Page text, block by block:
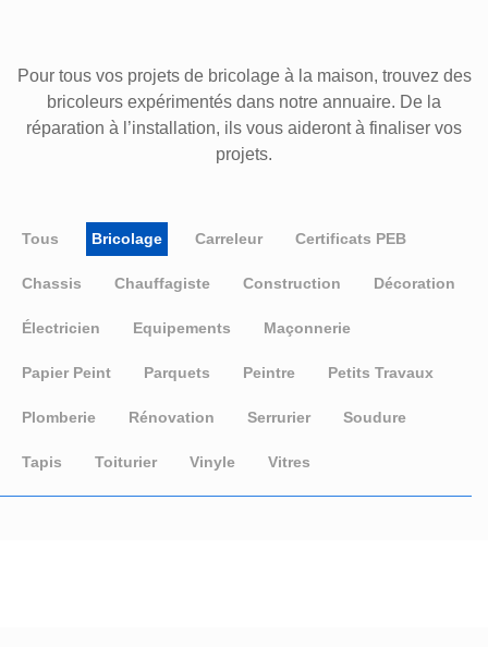
Pour tous vos projets de bricolage à la maison, trouvez des
bricoleurs expérimentés dans notre annuaire. De la
réparation à l’installation, ils vous aideront à finaliser vos
projets.
Tous Bricolage Carreleur Certificats PEB
Chassis Chauffagiste Construction Décoration
Électricien Equipements Maçonnerie
Papier Peint Parquets Peintre Petits Travaux
Plomberie Rénovation Serrurier Soudure
Tapis Toiturier Vinyle Vitres